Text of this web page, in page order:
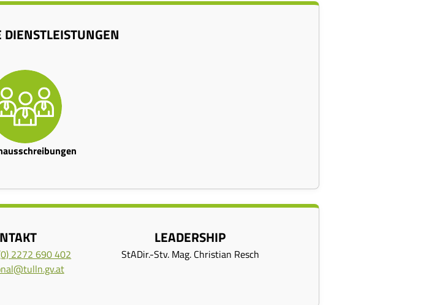
2272 690 402
LEADERSHIP
StADir.-Stv. Mag. Christian Resch